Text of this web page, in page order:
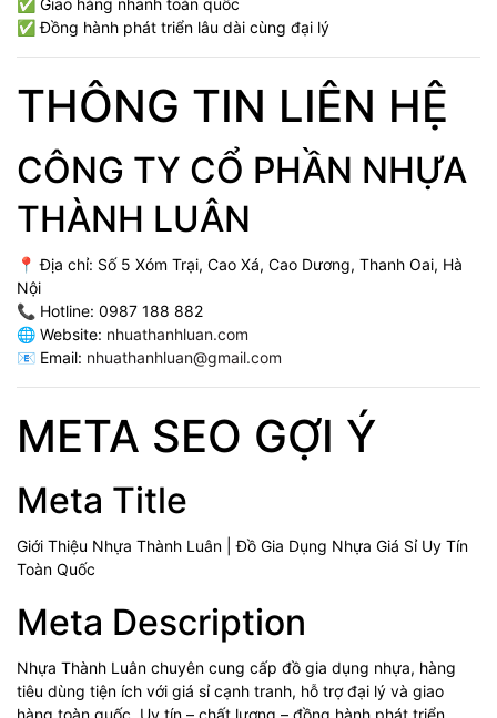
✅ Giao hàng nhanh toàn quốc
✅ Đồng hành phát triển lâu dài cùng đại lý
THÔNG TIN LIÊN HỆ
CÔNG TY CỔ PHẦN NHỰA
THÀNH LUÂN
📍 Địa chỉ: Số 5 Xóm Trại, Cao Xá, Cao Dương, Thanh Oai, Hà
Nội
📞 Hotline: 0987 188 882
🌐 Website: nhuathanhluan.com
📧 Email: nhuathanhluan@gmail.com
META SEO GỢI Ý
Meta Title
Giới Thiệu Nhựa Thành Luân | Đồ Gia Dụng Nhựa Giá Sỉ Uy Tín
Toàn Quốc
Meta Description
Nhựa Thành Luân chuyên cung cấp đồ gia dụng nhựa, hàng
tiêu dùng tiện ích với giá sỉ cạnh tranh, hỗ trợ đại lý và giao
hàng toàn quốc. Uy tín – chất lượng – đồng hành phát triển.